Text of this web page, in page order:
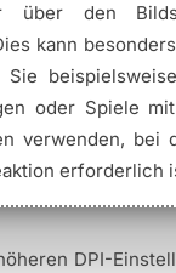
über den
kann
Sie
oder Spiele
verwenden, bei
erforderlich
DPI-